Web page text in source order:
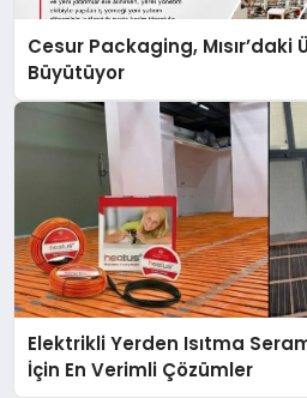
Cesur Packaging, Mısır’daki
Büyütüyor
Elektrikli Yerden Isıtma
İçin En Verimli Çözümler